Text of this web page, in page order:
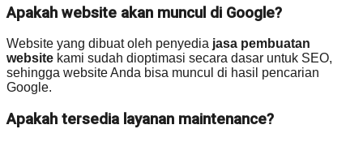
Apakah website akan muncul di Google?
Website yang dibuat oleh penyedia jasa pembuatan
website kami sudah dioptimasi secara dasar untuk SEO,
sehingga website Anda bisa muncul di hasil pencarian
Google.
Apakah tersedia layanan maintenance?